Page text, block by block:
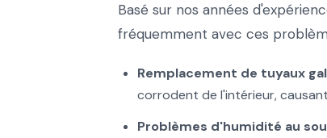
Basé sur nos années
fréquemment avec ces
Remplacement de tuyaux
corrodent de l'intérieur,
Problèmes d'humidité au